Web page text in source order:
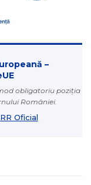
–
obligatoriu poziția
României.
Oficial